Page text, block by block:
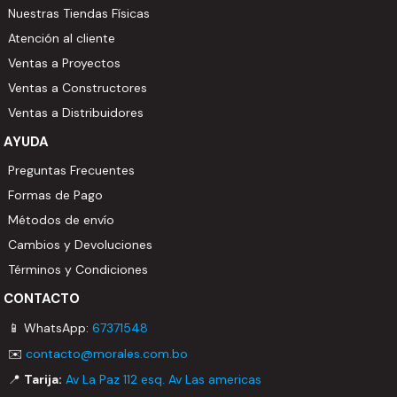
Nuestras Tiendas Físicas
Atención al cliente
Ventas a Proyectos
Ventas a Constructores
Ventas a Distribuidores
AYUDA
Preguntas Frecuentes
Formas de Pago
Métodos de envío
Cambios y Devoluciones
Términos y Condiciones
CONTACTO
📱 WhatsApp:67371548
✉️contacto@morales.com.bo
📍 Tarija: Av La Paz 112 esq. Av Las americas